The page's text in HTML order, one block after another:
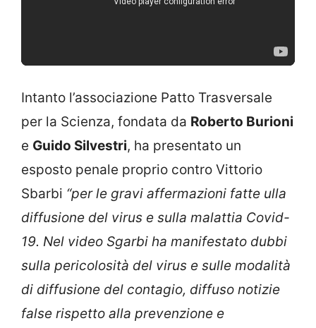
Intanto l’associazione Patto Trasversale
per la Scienza, fondata da Roberto Burioni
e Guido Silvestri, ha presentato un
esposto penale proprio contro Vittorio
Sbarbi “per le gravi affermazioni fatte ulla
diffusione del virus e sulla malattia Covid-
19. Nel video Sgarbi ha manifestato dubbi
sulla pericolosità del virus e sulle modalità
di diffusione del contagio, diffuso notizie
false rispetto alla prevenzione e